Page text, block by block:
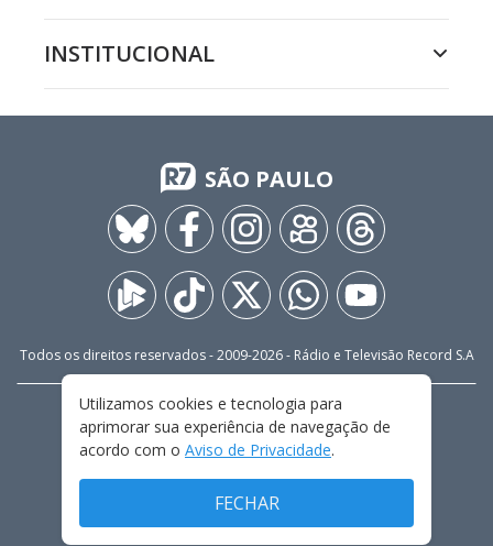
INSTITUCIONAL
SÃO PAULO
Todos os direitos reservados - 2009-2026- Rádio e Televisão Record S.A
FALE CONOSCO
PRIVACIDADE
TERMOS E CONDIÇÕES DE USO
Utilizamos cookies e tecnologia para
aprimorar sua experiência de navegação de
acordo com o Aviso de Privacidade.
FECHAR